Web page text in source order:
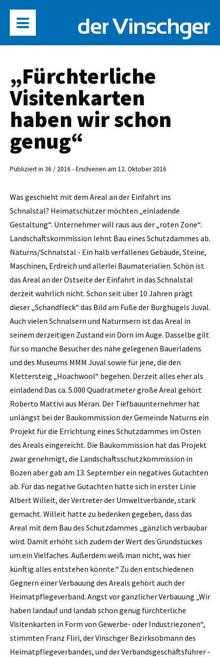
„Fürchterliche
Visitenkarten
haben wir schon
genug“
Publiziert in 36 / 2016 - Erschienen am 12. Oktober 2016
Was geschieht mit dem Areal an der Einfahrt ins
Schnalstal? Heimatschützer möchten „einladende
Gestaltung“. Unternehmer will raus aus der „roten Zone“.
Landschaftskommission lehnt Bau eines Schutzdammes ab.
Naturns/Schnalstal - Ein halb verfallenes Gebäude, Steine,
­Maschinen, Erdreich und allerlei Baumaterialien. Schön ist
das Areal an der Ostseite der Einfahrt in das Schnalstal
derzeit wahrlich nicht. Schon seit über 10 Jahren prägt
dieser „Schandfleck“ das Bild am Fuße der Burghügels Juval.
Auch vielen Schnalsern und Naturnsern ist das Areal in
seinem derzeitigen Zustand ein Dorn im Auge. Dasselbe gilt
für so manche Besucher des nahe gelegenen Bauerladens
und des Museums MMM Juval sowie für jene, die den
Klettersteig „Hoachwool“ begehen. Derzeit alles eher als
einladend Das ca. 5.000 Quadratmeter ­große Areal gehört
Roberto Mattivi aus Meran. Der Tiefbauunternehmer hat
unlängst bei der Baukommission der Gemeinde Naturns ein
Projekt für die Errichtung eines Schutzdammes im Osten
des Areals eingereicht. Die Baukommission hat das Projekt
zwar genehmigt, die Landschaftsschutzkommission in
Bozen aber gab am 13. September ein negatives Gutachten
ab. Für das negative Gutachten hatte sich in erster Linie
Albert Willeit, der Vertreter der Umweltverbände, stark
gemacht. Willeit hatte zu bedenken gegeben, dass das
Areal mit dem Bau des Schutzdammes „gänzlich verbaubar
wird. Damit erhöht sich zudem der Wert des Grundstückes
um ein Vielfaches. Außerdem weiß man nicht, was hier
künftig alles entstehen könnte.“ Zu den entschiedenen
Gegnern einer Verbauung des Areals gehört auch der
Heimatpflegeverband. Angst vor gänzlicher Verbauung „Wir
haben landauf und landab schon genug fürchterliche
Visitenkarten in Form von Gewerbe- oder Industriezonen“,
stimmten Franz Fliri, der Vinschger Bezirksobmann des
Heimatpflegeverbandes, und der Verbandsgeschäftsführer ­